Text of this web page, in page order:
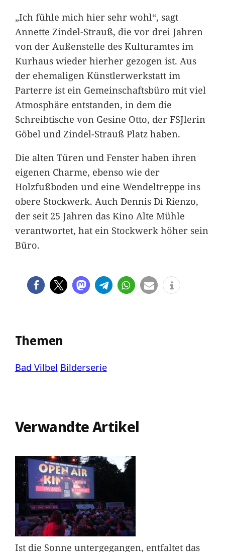
„Ich fühle mich hier sehr wohl“, sagt
Annette Zindel-Strauß, die vor drei Jahren
von der Außenstelle des Kulturamtes im
Kurhaus wieder hierher gezogen ist. Aus
der ehemaligen Künstlerwerkstatt im
Parterre ist ein Gemeinschaftsbüro mit viel
Atmosphäre entstanden, in dem die
Schreibtische von Gesine Otto, der FSJlerin
Göbel und Zindel-Strauß Platz haben.
Die alten Türen und Fenster haben ihren
eigenen Charme, ebenso wie der
Holzfußboden und eine Wendeltreppe ins
obere Stockwerk. Auch Dennis Di Rienzo,
der seit 25 Jahren das Kino Alte Mühle
verantwortet, hat ein Stockwerk höher sein
Büro.
Themen
Bad Vilbel Bilderserie
Verwandte Artikel
Ist die Sonne untergegangen, entfaltet das